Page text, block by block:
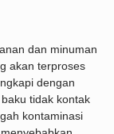
dan minuman
akan terproses
dengan
tidak kontak
kontaminasi